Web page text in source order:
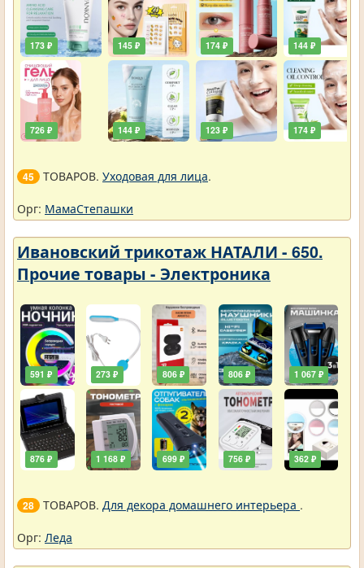
173 ₽
726 ₽
145 ₽
144 ₽
174 ₽
123 ₽
144 ₽
174 ₽
45 ТОВАРОВ. Уходовая для лица.
Орг: МамаСтепашки
Ивановский трикотаж НАТАЛИ - 650.
Прочие товары - Электроника
591 ₽
876 ₽
273 ₽
1 168 ₽
806 ₽
699 ₽
806 ₽
756 ₽
1 067 ₽
362 ₽
28 ТОВАРОВ. Для декора домашнего интерьера .
Орг: Леда